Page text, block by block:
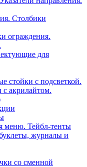
Столбики
ограждения.
для
стойки с подсветкой.
акрилайтом.
меню. Тейбл-тенты
журналы и
со сменной